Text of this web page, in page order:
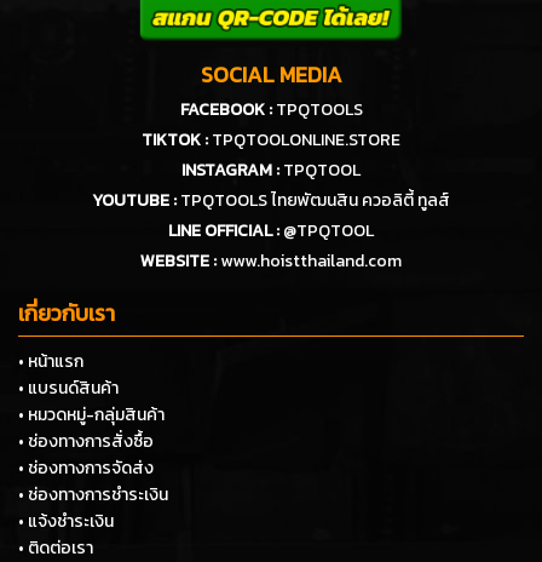
SOCIAL MEDIA
FACEBOOK : TPQTOOLS
TIKTOK :TPQTOOLONLINE.STORE
INSTAGRAM :TPQTOOL
YOUTUBE :TPQTOOLS ไทยพัฒนสิน ควอลิตี้ ทูลส์
LINE OFFICIAL :@TPQTOOL
WEBSITE :www.hoistthailand.com
เกี่ยวกับเรา
• หน้าแรก
• แบรนด์สินค้า
• หมวดหมู่-กลุ่มสินค้า
• ช่องทางการสั่งซื้อ
• ช่องทางการจัดส่ง
• ช่องทางการชำระเงิน
• แจ้งชำระเงิน
• ติดต่อเรา